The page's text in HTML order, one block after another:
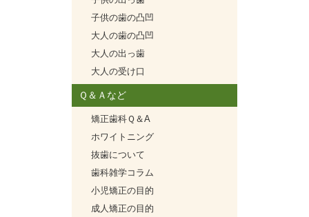
子供の歯の凸凹
大人の歯の凸凹
大人の出っ歯
大人の受け口
Ｑ＆Ａなど
矯正歯科Ｑ＆A
ホワイトニング
抜歯について
歯科雑学コラム
小児矯正の目的
成人矯正の目的